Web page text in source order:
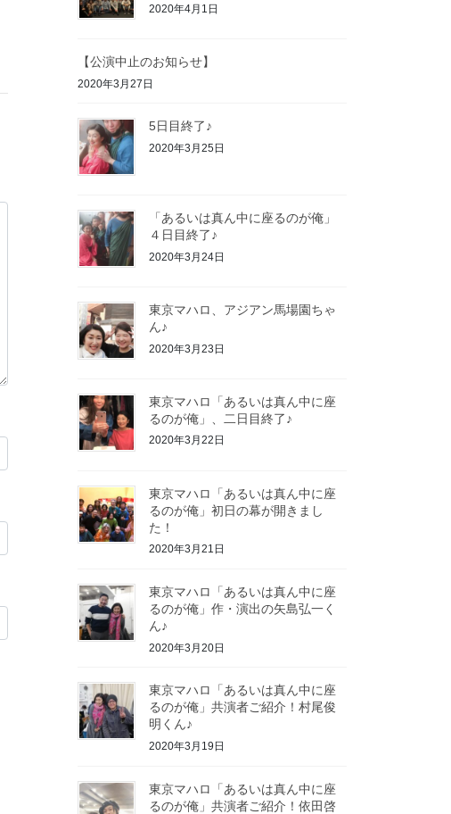
2020年4月1日
【公演中止のお知らせ】
2020年3月27日
5日目終了♪
2020年3月25日
「あるいは真ん中に座るのが俺」
４日目終了♪
2020年3月24日
東京マハロ、アジアン馬場園ちゃ
ん♪
2020年3月23日
東京マハロ「あるいは真ん中に座
るのが俺」、二日目終了♪
2020年3月22日
東京マハロ「あるいは真ん中に座
るのが俺」初日の幕が開きまし
た！
2020年3月21日
東京マハロ「あるいは真ん中に座
るのが俺」作・演出の矢島弘一く
ん♪
2020年3月20日
東京マハロ「あるいは真ん中に座
るのが俺」共演者ご紹介！村尾俊
明くん♪
2020年3月19日
東京マハロ「あるいは真ん中に座
るのが俺」共演者ご紹介！依田啓